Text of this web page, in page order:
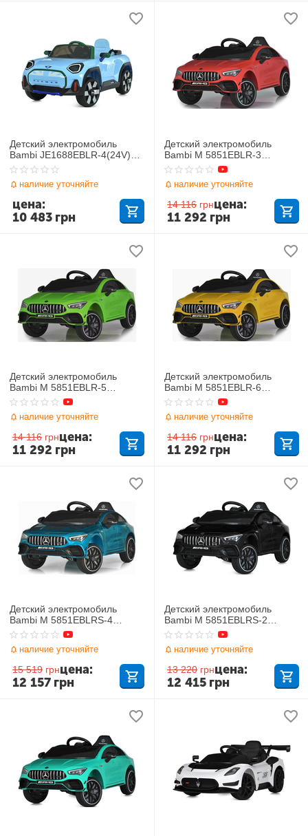
Детский электромобиль
Bambi JE1688EBLR-4(24V)
Mini Cooper
наличие уточняйте
10 483 грн
цена:
Детский электромобиль
Bambi M 5851EBLR-3
Mercedes
наличие уточняйте
14 116 грн
11 292 грн
цена:
Детский электромобиль
Bambi M 5851EBLR-5
Mercedes
наличие уточняйте
14 116 грн
11 292 грн
цена:
Детский электромобиль
Bambi M 5851EBLR-6
Mercedes
наличие уточняйте
14 116 грн
11 292 грн
цена:
Детский электромобиль
Bambi M 5851EBLRS-4
Mercedes
наличие уточняйте
15 519 грн
12 157 грн
цена:
Детский электромобиль
Bambi M 5851EBLRS-2
Mercedes
наличие уточняйте
13 220 грн
12 415 грн
цена: